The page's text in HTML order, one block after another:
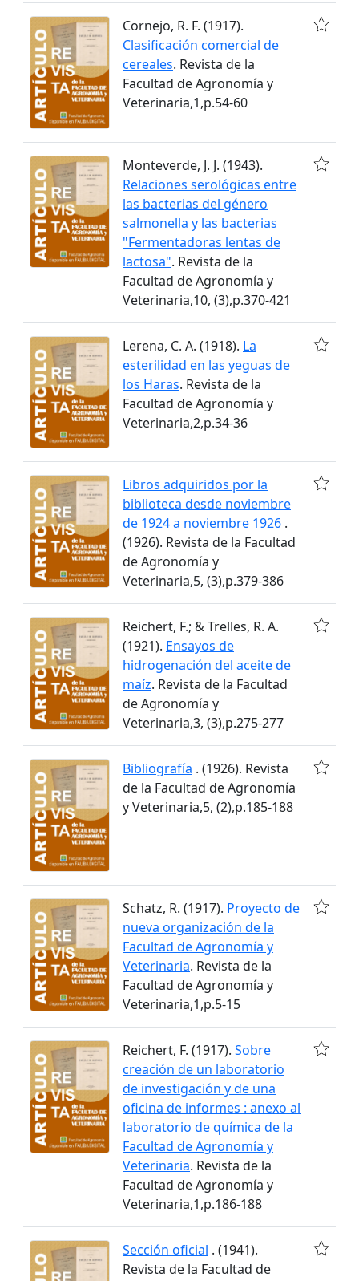
Cornejo, R. F. (1917).
Clasificación comercial de
cereales. Revista de la
Facultad de Agronomía y
Veterinaria,1,p.54-60
Monteverde, J. J. (1943).
Relaciones serológicas entre
las bacterias del género
salmonella y las bacterias
"Fermentadoras lentas de
lactosa". Revista de la
Facultad de Agronomía y
Veterinaria,10, (3),p.370-421
Lerena, C. A. (1918). La
esterilidad en las yeguas de
los Haras. Revista de la
Facultad de Agronomía y
Veterinaria,2,p.34-36
Libros adquiridos por la
biblioteca desde noviembre
de 1924 a noviembre 1926 .
(1926). Revista de la Facultad
de Agronomía y
Veterinaria,5, (3),p.379-386
Reichert, F.; & Trelles, R. A.
(1921). Ensayos de
hidrogenación del aceite de
maíz. Revista de la Facultad
de Agronomía y
Veterinaria,3, (3),p.275-277
Bibliografía . (1926). Revista
de la Facultad de Agronomía
y Veterinaria,5, (2),p.185-188
Schatz, R. (1917). Proyecto de
nueva organización de la
Facultad de Agronomía y
Veterinaria. Revista de la
Facultad de Agronomía y
Veterinaria,1,p.5-15
Reichert, F. (1917). Sobre
creación de un laboratorio
de investigación y de una
oficina de informes : anexo al
laboratorio de química de la
Facultad de Agronomía y
Veterinaria. Revista de la
Facultad de Agronomía y
Veterinaria,1,p.186-188
Sección oficial . (1941).
Revista de la Facultad de